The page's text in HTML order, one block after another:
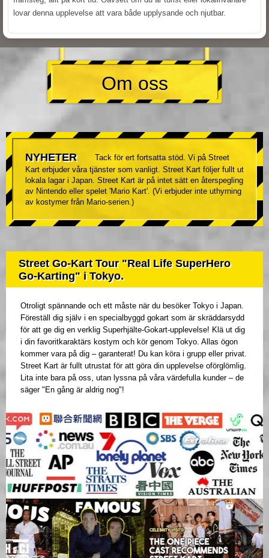
lovar denna upplevelse att vara både upplysande och njutbar.
Om oss
NYHETER
Tack för ert fortsatta stöd. Vi på Street
Kart erbjuder våra tjänster som vanligt. Street Kart följer fullt ut
lokala lagar i Japan. Street Kart är på intet sätt en återspegling
av Nintendo eller spelet 'Mario Kart'. (Vi erbjuder inte uthyrning
av kostymer från Mario-serien.)
Street Go-Kart Tour "Real Life SuperHero
Go-Karting" i Tokyo.
Otroligt spännande och ett måste när du besöker Tokyo i Japan.
Föreställ dig själv i en specialbyggd gokart som är skräddarsydd
för att ge dig en verklig Superhjälte-Gokart-upplevelse! Klä ut dig
i din favoritkaraktärs kostym och kör genom Tokyo. Allas ögon
kommer vara på dig – garanterat! Du kan köra i grupp eller privat.
Street Kart är fullt utrustat för att göra din upplevelse oförglömlig.
Lita inte bara på oss, utan lyssna på våra värdefulla kunder – de
säger "En gång är aldrig nog"!